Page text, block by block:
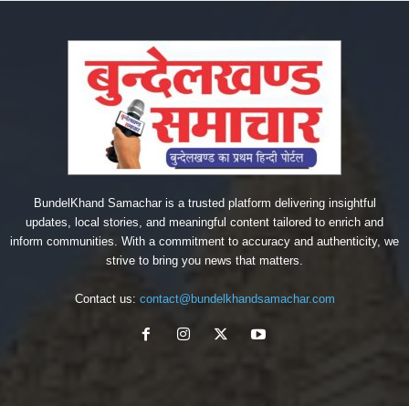
BundelKhand Samachar is a trusted platform delivering insightful
updates, local stories, and meaningful content tailored to enrich and
inform communities. With a commitment to accuracy and authenticity, we
strive to bring you news that matters.
Contact us: contact@bundelkhandsamachar.com